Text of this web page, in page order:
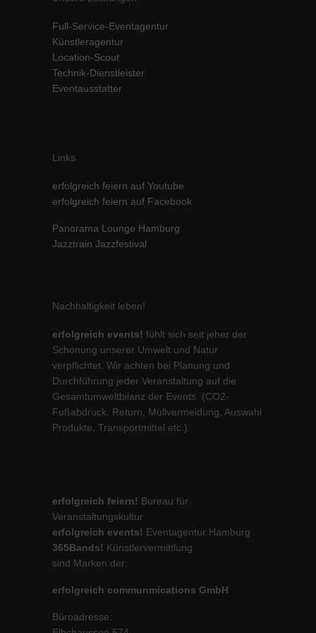
Full-Service-Eventagentur
Künstleragentur
Location-Scout
Technik-Dienstleister
Eventausstatter
Links
erfolgreich feiern auf Youtube
erfolgreich feiern auf Facebook
Panorama Lounge Hamburg
Jazztrain Jazzfestival
Nachhaltigkeit leben!
erfolgreich events! fühlt sich seit jeher der
Schonung unserer Umwelt und Natur
verpflichtet. Wir achten bei Planung und
Durchführung jeder Veranstaltung auf die
Gesamtumweltbilanz der Events. (CO2-
Fußabdruck, Return, Müllvermeidung, Auswahl
Produkte, Transportmittel etc.)
erfolgreich feiern! Bureau für
Veranstaltungskultur
erfolgreich events! Eventagentur Hamburg
365Bands! Künstlervermittlung
sind Marken der:
erfolgreich communmications GmbH
Büroadresse:
standardmäßig blockiert. Wenn Cookies von externen Medien akzeptiert
werden, bedarf der Zugriff auf diese Inhalte keiner manuellen Einwilligung
Cookie-Informationen anzeigen
powered by Borlabs Cookie